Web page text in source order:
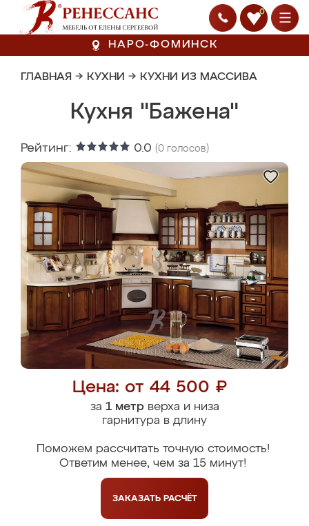
0
НАРО-ФОМИНСК
ГЛАВНАЯ → КУХНИ → КУХНИ ИЗ МАССИВА
Кухня "Бажена"
Рейтинг: 0.0 (0 голосов)
Цена: от 44 500 ₽
за 1 метрверха и низа
гарнитура в длину
Поможем рассчитать точную стоимость!
Ответим менее, чем за 15 минут!
ЗАКАЗАТЬ РАСЧЁТ